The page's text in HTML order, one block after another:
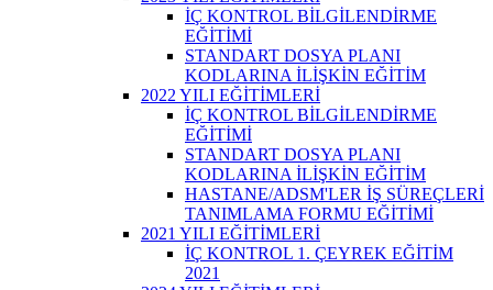
İÇ KONTROL BİLGİLENDİRME
EĞİTİMİ
STANDART DOSYA PLANI
KODLARINA İLİŞKİN EĞİTİM
2022 YILI EĞİTİMLERİ
İÇ KONTROL BİLGİLENDİRME
EĞİTİMİ
STANDART DOSYA PLANI
KODLARINA İLİŞKİN EĞİTİM
HASTANE/ADSM'LER İŞ SÜREÇLERİ
TANIMLAMA FORMU EĞİTİMİ
2021 YILI EĞİTİMLERİ
İÇ KONTROL 1. ÇEYREK EĞİTİM
2021